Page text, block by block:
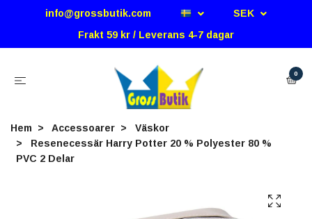
info@grossbutik.com
SEK
Frakt 59 kr / Leverans 4-7 dagar
0
Hem Accessoarer
Väskor
Resenecessär Harry Potter 20 % Polyester 80 %
PVC 2 Delar